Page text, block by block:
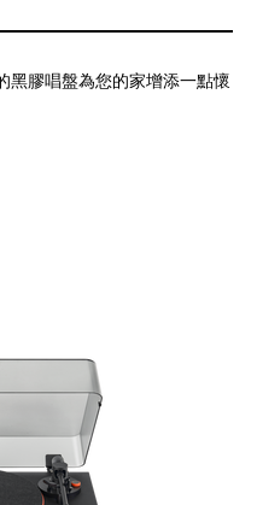
黑膠唱盤為您的家增添一點懷